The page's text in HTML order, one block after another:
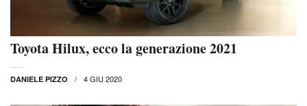
Toyota Hilux, ecco la generazione 2021
DANIELE PIZZO 4 GIU 2020